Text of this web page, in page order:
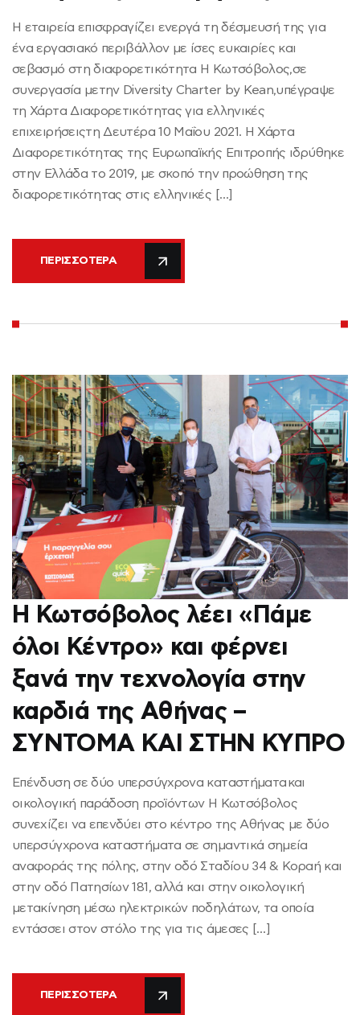
Η εταιρεία επισφραγίζει ενεργά τη δέσμευσή της για
ένα εργασιακό περιβάλλον με ίσες ευκαιρίες και
σεβασμό στη διαφορετικότητα Η Κωτσόβολος,σε
συνεργασία μετην Diversity Charter by Kean,υπέγραψε
τη Χάρτα Διαφορετικότητας για ελληνικές
επιχειρήσειςτη Δευτέρα 10 Μαΐου 2021. Η Χάρτα
Διαφορετικότητας της Ευρωπαϊκής Επιτροπής ιδρύθηκε
στην Ελλάδα το 2019, με σκοπό την προώθηση της
διαφορετικότητας στις ελληνικές […]
ΠΕΡΙΣΣΌΤΕΡΑ
Η Κωτσόβολος λέει «Πάμε
όλοι Κέντρο» και φέρνει
ξανά την τεχνολογία στην
καρδιά της Αθήνας –
ΣΥΝΤΟΜΑ ΚΑΙ ΣΤΗΝ ΚΥΠΡΟ
Επένδυση σε δύο υπερσύγχρονα καταστήματα και
οικολογική παράδοση προϊόντων Η Κωτσόβολος
συνεχίζει να επενδύει στο κέντρο της Αθήνας με δύο
υπερσύγχρονα καταστήματα σε σημαντικά σημεία
αναφοράς της πόλης, στην οδό Σταδίου 34 & Κοραή και
στην οδό Πατησίων 181, αλλά και στην οικολογική
μετακίνηση μέσω ηλεκτρικών ποδηλάτων, τα οποία
εντάσσει στον στόλο της για τις άμεσες […]
ΠΕΡΙΣΣΌΤΕΡΑ